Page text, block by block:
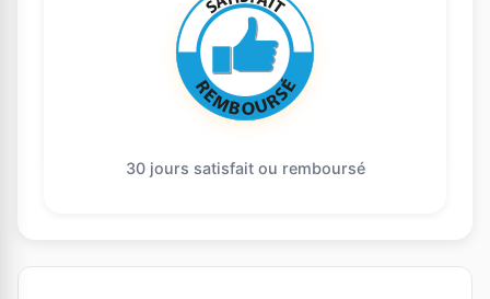
30 jours satisfait ou remboursé